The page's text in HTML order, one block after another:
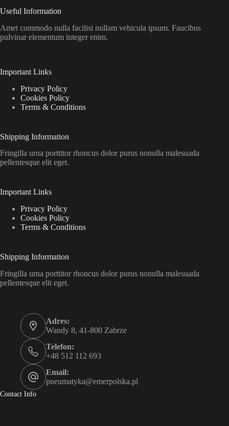
Useful Information
Amet commodo nulla facilisi nullam vehicula ipsum. Faucibus
pulvinar elementum integer enim.
Important Links
Privacy Policy
Cookies Policy
Terms & Conditions
Shipping Information
Fringilla urna porttitor rhoncus dolor purus nonulla malesuada
pellentesque elit eget.
Important Links
Privacy Policy
Cookies Policy
Terms & Conditions
Shipping Information
Fringilla urna porttitor rhoncus dolor purus nonulla malesuada
pellentesque elit eget.
Adres:
Wandy 8, 41-800 Zabrze
Telefon:
+48 512 112 693
Email:
pneumatyka@emerpolska.pl
Contact Info